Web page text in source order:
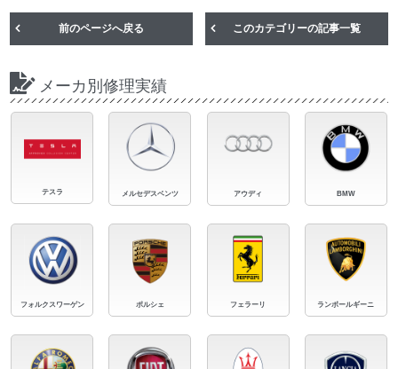
前のページへ戻る このカテゴリーの記事一覧
メーカ別修理実績
テスラ メルセデスベンツ アウディ BMW
フォルクスワーゲン ポルシェ フェラーリ ランボールギーニ